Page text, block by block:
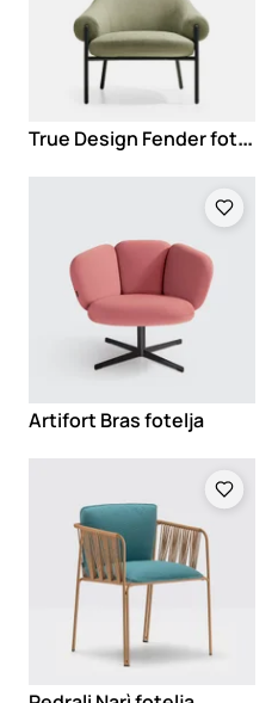
T
rue Design Fender fotelja
Artifort Bras fotelja